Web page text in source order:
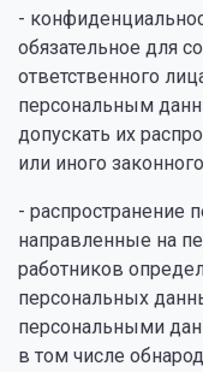
-
обязательное для
ответственного
персональным
допускать их
или иного
- распространение
направленные на
работников
персональных
персональными
в том числе